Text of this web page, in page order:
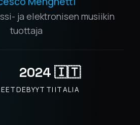
ja elektronisen musiikin
tuottaja
2024
DEBYYTTI
🇮🇹
ITALIA